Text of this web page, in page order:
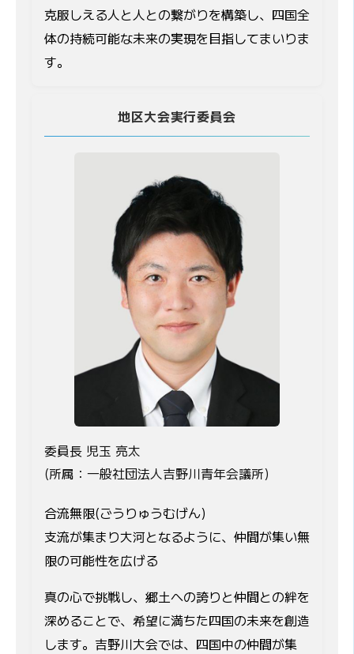
克服しえる人と人との繋がりを構築し、四国全
体の持続可能な未来の実現を目指してまいりま
す。
地区大会実行委員会
委員長 児玉 亮太
(所属：一般社団法人吉野川青年会議所)
合流無限(ごうりゅうむげん)
支流が集まり大河となるように、仲間が集い無
限の可能性を広げる
真の心で挑戦し、郷土への誇りと仲間との絆を
深めることで、希望に満ちた四国の未来を創造
します。吉野川大会では、四国中の仲間が集